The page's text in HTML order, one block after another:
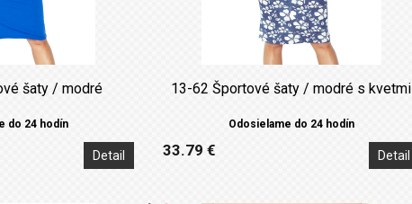
šaty / modré
do 24 hodín
Detail
13-62 Športové šaty / modré s kvetmi
Odosielame do 24 hodín
33.79 € Detail